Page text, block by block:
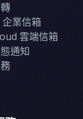
業信箱
雲端信箱
通知